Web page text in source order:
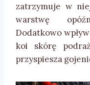
zatrzymuje w
warstwę
Dodatkowo
koi skórę
przyspiesza